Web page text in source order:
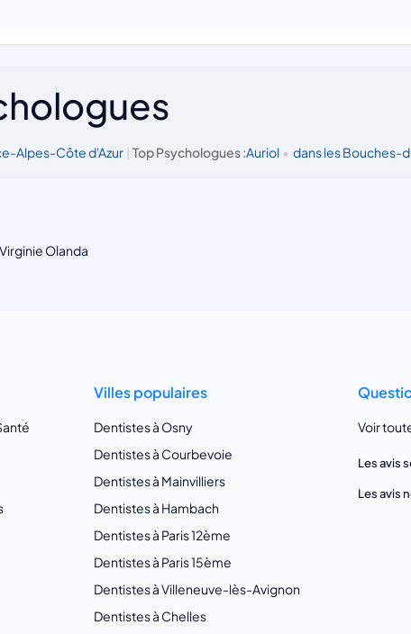
Alpes-Côte d'Azur | Top Psychologues :Auriol • dans les Bouches-
Virginie Olanda
Villes populaires
Dentistes à Osny
Dentistes à Courbevoie
Dentistes à Mainvilliers
Dentistes à Hambach
Dentistes à Paris 12ème
Dentistes à Paris 15ème
Dentistes à Villeneuve-lès-Avignon
Dentistes à Chelles
Voir
Les avis
Les avis